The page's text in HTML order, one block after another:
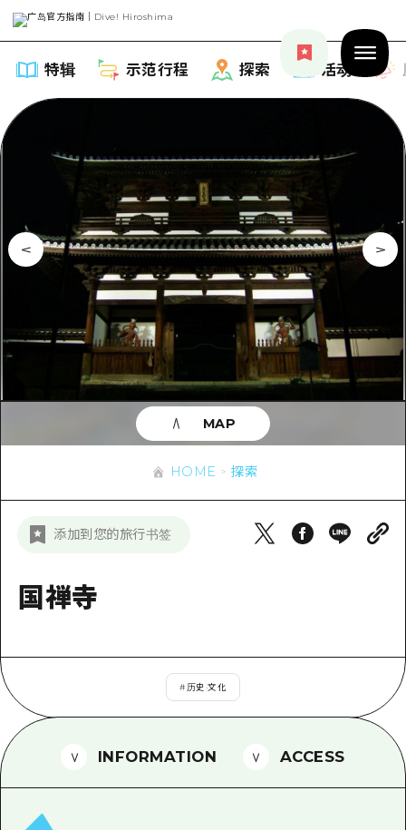
特辑 示范行程 探索 活动
特辑
列表
推荐
艺术
活动·庙会
美食·酒水
骑自行车
夜晚生活
标准
历史·文化
自然
示范行程
列表
Dive!Hiroshima官方向导
广岛随意旅行
广岛市内
美北
短途旅行
探索
列表
广岛市内
安艺
答對了
美北
艺北
应时信息
有用的信息
超值的游览门票
行李寄存和运送服务
新闻
HOME 探索
添加到您的旅行书签
国禅寺
# 历史·文化
MAP
INFORMATION ACCESS